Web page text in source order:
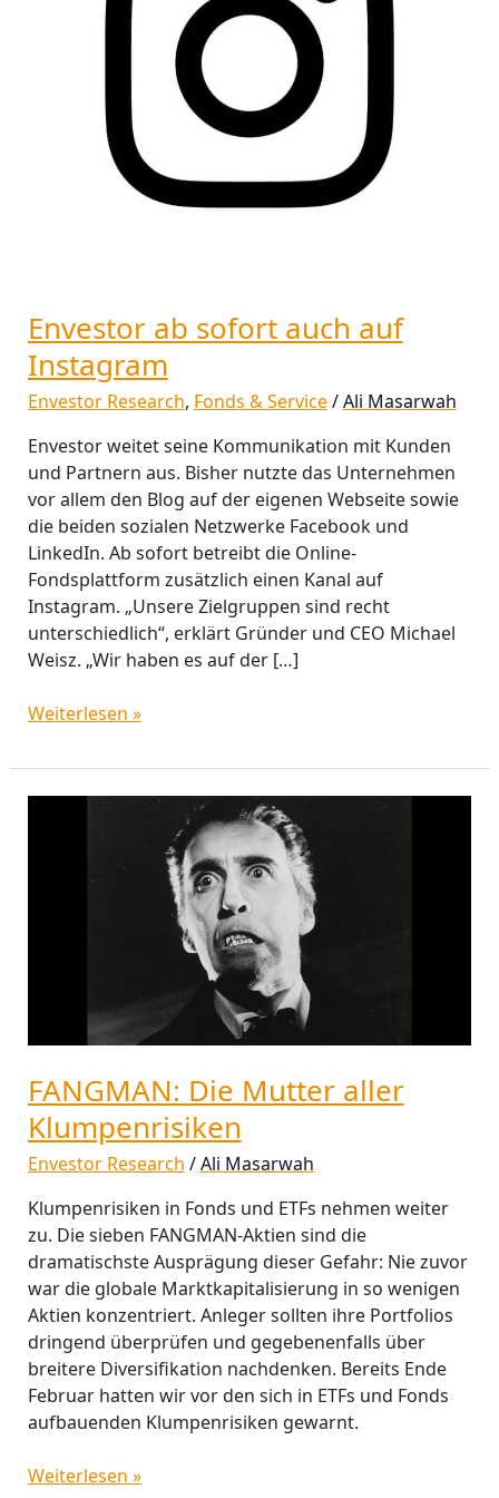
Envestor ab sofort auch auf
Instagram
Envestor Research, Fonds & Service/Ali Masarwah
Envestor weitet seine Kommunikation mit Kunden
und Partnern aus. Bisher nutzte das Unternehmen
vor allem den Blog auf der eigenen Webseite sowie
die beiden sozialen Netzwerke Facebook und
LinkedIn. Ab sofort betreibt die Online-
Fondsplattform zusätzlich einen Kanal auf
Instagram. „Unsere Zielgruppen sind recht
unterschiedlich“, erklärt Gründer und CEO Michael
Weisz. „Wir haben es auf der […]
Weiterlesen »
FANGMAN: Die Mutter aller
Klumpenrisiken
Envestor Research /Ali Masarwah
Klumpenrisiken in Fonds und ETFs nehmen weiter
zu. Die sieben FANGMAN-Aktien sind die
dramatischste Ausprägung dieser Gefahr: Nie zuvor
war die globale Marktkapitalisierung in so wenigen
Aktien konzentriert. Anleger sollten ihre Portfolios
dringend überprüfen und gegebenenfalls über
breitere Diversifikation nachdenken. Bereits Ende
Februar hatten wir vor den sich in ETFs und Fonds
aufbauenden Klumpenrisiken gewarnt.
Weiterlesen »